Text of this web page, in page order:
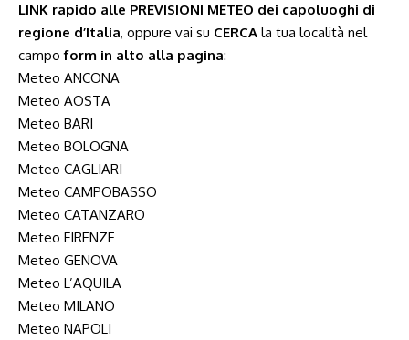
LINK rapido alle PREVISIONI METEO dei capoluoghi di
regione d’Italia, oppure vai su CERCA la tua località nel
campoform in alto alla pagina:
Meteo ANCONA
Meteo AOSTA
Meteo BARI
Meteo BOLOGNA
Meteo CAGLIARI
Meteo CAMPOBASSO
Meteo CATANZARO
Meteo FIRENZE
Meteo GENOVA
Meteo L’AQUILA
Meteo MILANO
Meteo NAPOLI